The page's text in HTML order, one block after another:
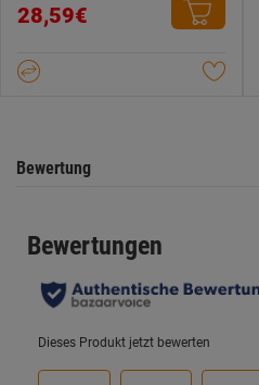
von
Sternen.
28,59€
Bewertung